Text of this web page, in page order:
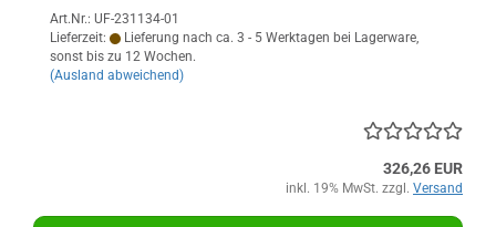
Art.Nr.: UF-231134-01
Lieferzeit:
Lieferung nach ca. 3 - 5 Werktagen bei Lagerware,
sonst bis zu 12 Wochen.
(Ausland abweichend)
326,26 EUR
inkl. 19% MwSt. zzgl. Versand